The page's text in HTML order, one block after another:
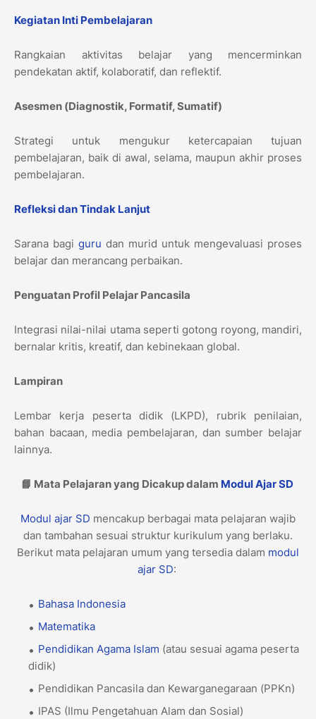
Kegiatan Inti Pembelajaran
Rangkaian aktivitas belajar yang mencerminkan
pendekatan aktif, kolaboratif, dan reflektif.
Asesmen (Diagnostik, Formatif, Sumatif)
Strategi untuk mengukur ketercapaian tujuan
pembelajaran, baik di awal, selama, maupun akhir proses
pembelajaran.
Refleksi dan Tindak Lanjut
Sarana bagi guru dan murid untuk mengevaluasi proses
belajar dan merancang perbaikan.
Penguatan Profil Pelajar Pancasila
Integrasi nilai-nilai utama seperti gotong royong, mandiri,
bernalar kritis, kreatif, dan kebinekaan global.
Lampiran
Lembar kerja peserta didik (LKPD), rubrik penilaian,
bahan bacaan, media pembelajaran, dan sumber belajar
lainnya.
📘 Mata Pelajaran yang Dicakup dalam Modul AjarSD
Modul ajar SD mencakup berbagai mata pelajaran wajib
dan tambahan sesuai struktur kurikulum yang berlaku.
Berikut mata pelajaran umum yang tersedia dalam modul
ajar SD:
Bahasa Indonesia
Matematika
Pendidikan Agama Islam (atau sesuai agama peserta
didik)
Pendidikan Pancasila dan Kewarganegaraan (PPKn)
IPAS (Ilmu Pengetahuan Alam dan Sosial)